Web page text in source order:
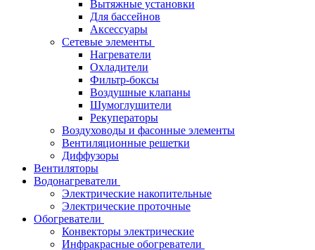
Вытяжные установки
Для бассейнов
Аксессуары
Сетевые элементы
Нагреватели
Охладители
Фильтр-боксы
Воздушные клапаны
Шумоглушители
Рекуператоры
Воздуховоды и фасонные элементы
Вентиляционные решетки
Диффузоры
Вентиляторы
Водонагреватели
Электрические накопительные
Электрические проточные
Обогреватели
Конвекторы электрические
Инфракрасные обогреватели